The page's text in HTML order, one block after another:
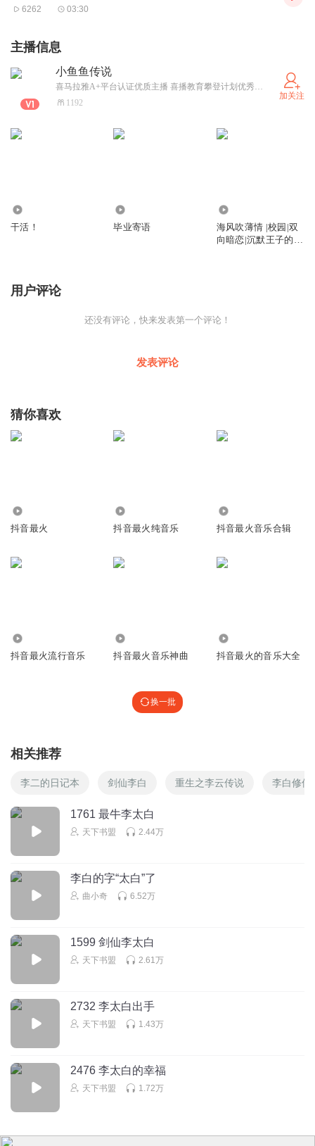
6262 03:30
主播信息
小鱼鱼传说
喜马拉雅A+平台认证优质主播 喜播教育攀登计划优秀学员 后期音频剪辑师 参与多本有声书的录制及后期制作
1192
加关注
干活！ 毕业寄语
海风吹薄情 |校园|双
向暗恋|沉默王子的奋
用户评论
还没有评论，快来发表第一个评论！
发表评论
猜你喜欢
抖音最火 抖音最火纯音乐 抖音最火音乐合辑
抖音最火流行音乐 抖音最火音乐神曲 抖音最火的音乐大全
换一批
相关推荐
李二的日记本 剑仙李白 重生之李云传说 李白修仙
1761 最牛李太白
天下书盟 2.44万
李白的字“太白”了
曲小奇 6.52万
1599 剑仙李太白
天下书盟 2.61万
2732 李太白出手
天下书盟 1.43万
2476 李太白的幸福
天下书盟 1.72万